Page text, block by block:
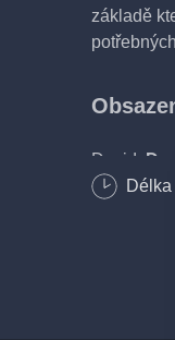
základě
David:
Délka